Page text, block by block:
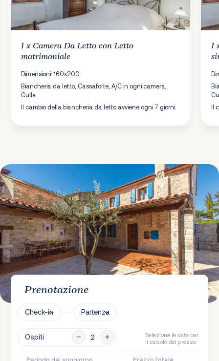
1 x Camera Da Lettocon Letto
matrimoniale
Dimensioni: 160x200
Biancheria da letto, Cassaforte, A/C in ogni camera,
Culla
Il cambio della biancheria da letto avviene ogni 7 giorni.
1
Il
Prenotazione
Check-in Partenza
Ospiti
Seleziona le date per
il calcolo del prezzo